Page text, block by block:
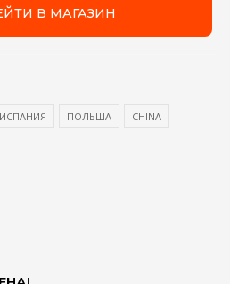
В МАГАЗИН
ИСПАНИЯ ПОЛЬША CHINA